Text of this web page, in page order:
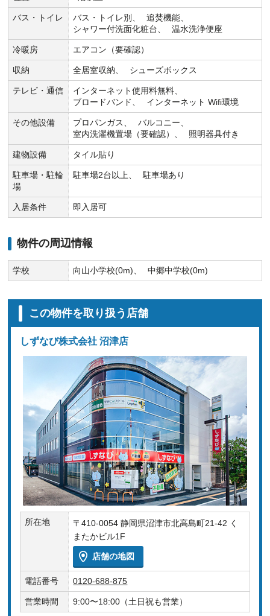
バス・トイレ バス・トイレ別
追焚機能
シャワー付洗面化粧台
温水洗浄便座
冷暖房 エアコン（要確認）
収納 全居室収納 シューズボックス
テレビ・通信
インターネット使用料無料
ブロードバンド
インターネット Wifi環境
その他設備 プロパンガス
バルコニー
室内洗濯機置場（要確認）
照明器具付き
建物設備 タイル貼り
駐車場・駐輪
場
駐車場2台以上 駐車場あり
入居条件 即入居可
物件の周辺情報
学校 向山小学校(0m) 中郷中学校(0m)
この物件を取り扱う店舗
しずなび株式会社 沼津店
所在地
〒410-0054 静岡県沼津市北高島町21-42 く
またかビル1F
店舗の地図
電話番号 0120-688-875
営業時間 9:00〜18:00（土日祝も営業）